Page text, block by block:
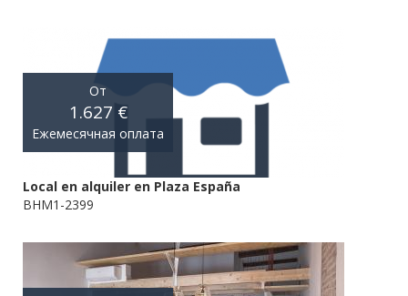
От
1.627 €
Ежемесячная оплата
Local en alquiler en Plaza España
BHM1-2399